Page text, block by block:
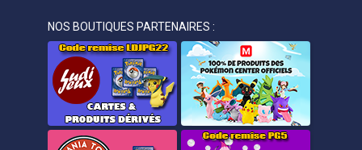
NOS BOUTIQUES PARTENAIRES :